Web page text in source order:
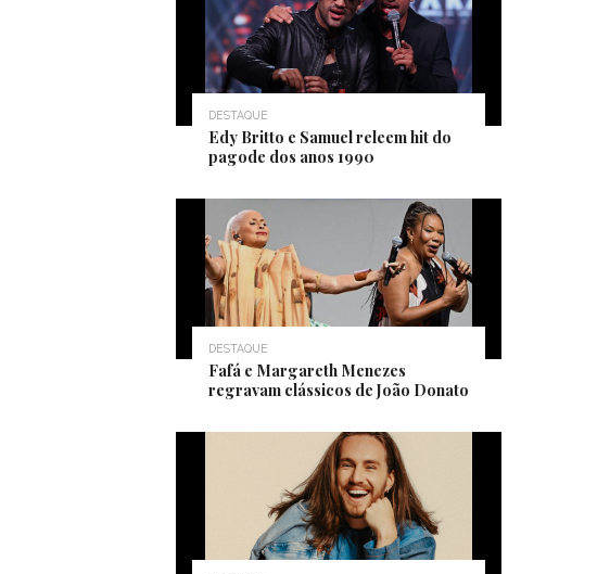
DESTAQUE
Edy Britto e Samuel releem hit do
pagode dos anos 1990
DESTAQUE
Fafá e Margareth Menezes
regravam clássicos de João Donato